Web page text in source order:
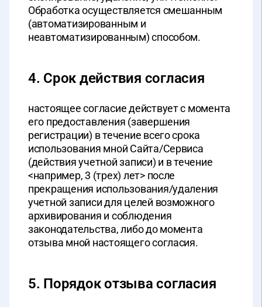
Обработка осуществляется смешанным
(автоматизированным и
неавтоматизированным) способом.
4. Срок действия согласия
настоящее согласие действует с момента
его предоставления (завершения
регистрации) в течение всего срока
использования мной Сайта/Сервиса
(действия учетной записи) и в течение
<например, 3 (трех) лет> после
прекращения использования/удаления
учетной записи для целей возможного
архивирования и соблюдения
законодательства, либо до момента
отзыва мной настоящего согласия.
5. Порядок отзыва согласия